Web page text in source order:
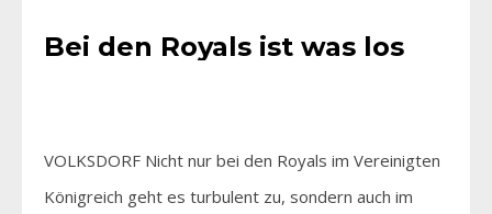
Bei den Royals ist was los
VOLKSDORF Nicht nur bei den Royals im Vereinigten
Königreich geht es turbulent zu, sondern auch im